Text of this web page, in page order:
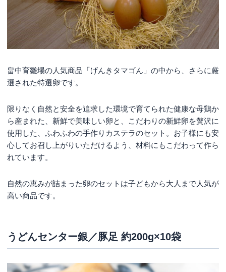
畠中育雛場の人気商品「げんきタマゴん」の中から、さらに厳
選された特選卵です。
限りなく自然と安全を追求した環境で育てられた健康な母鶏か
ら産まれた、新鮮で美味しい卵と、こだわりの新鮮卵を贅沢に
使用した、ふわふわの手作りカステラのセット。お子様にも安
心してお召し上がりいただけるよう、材料にもこだわって作ら
れています。
自然の恵みが詰まった卵のセットは子どもから大人まで人気が
高い商品です。
うどんセンター銀／豚足 約200g×10袋